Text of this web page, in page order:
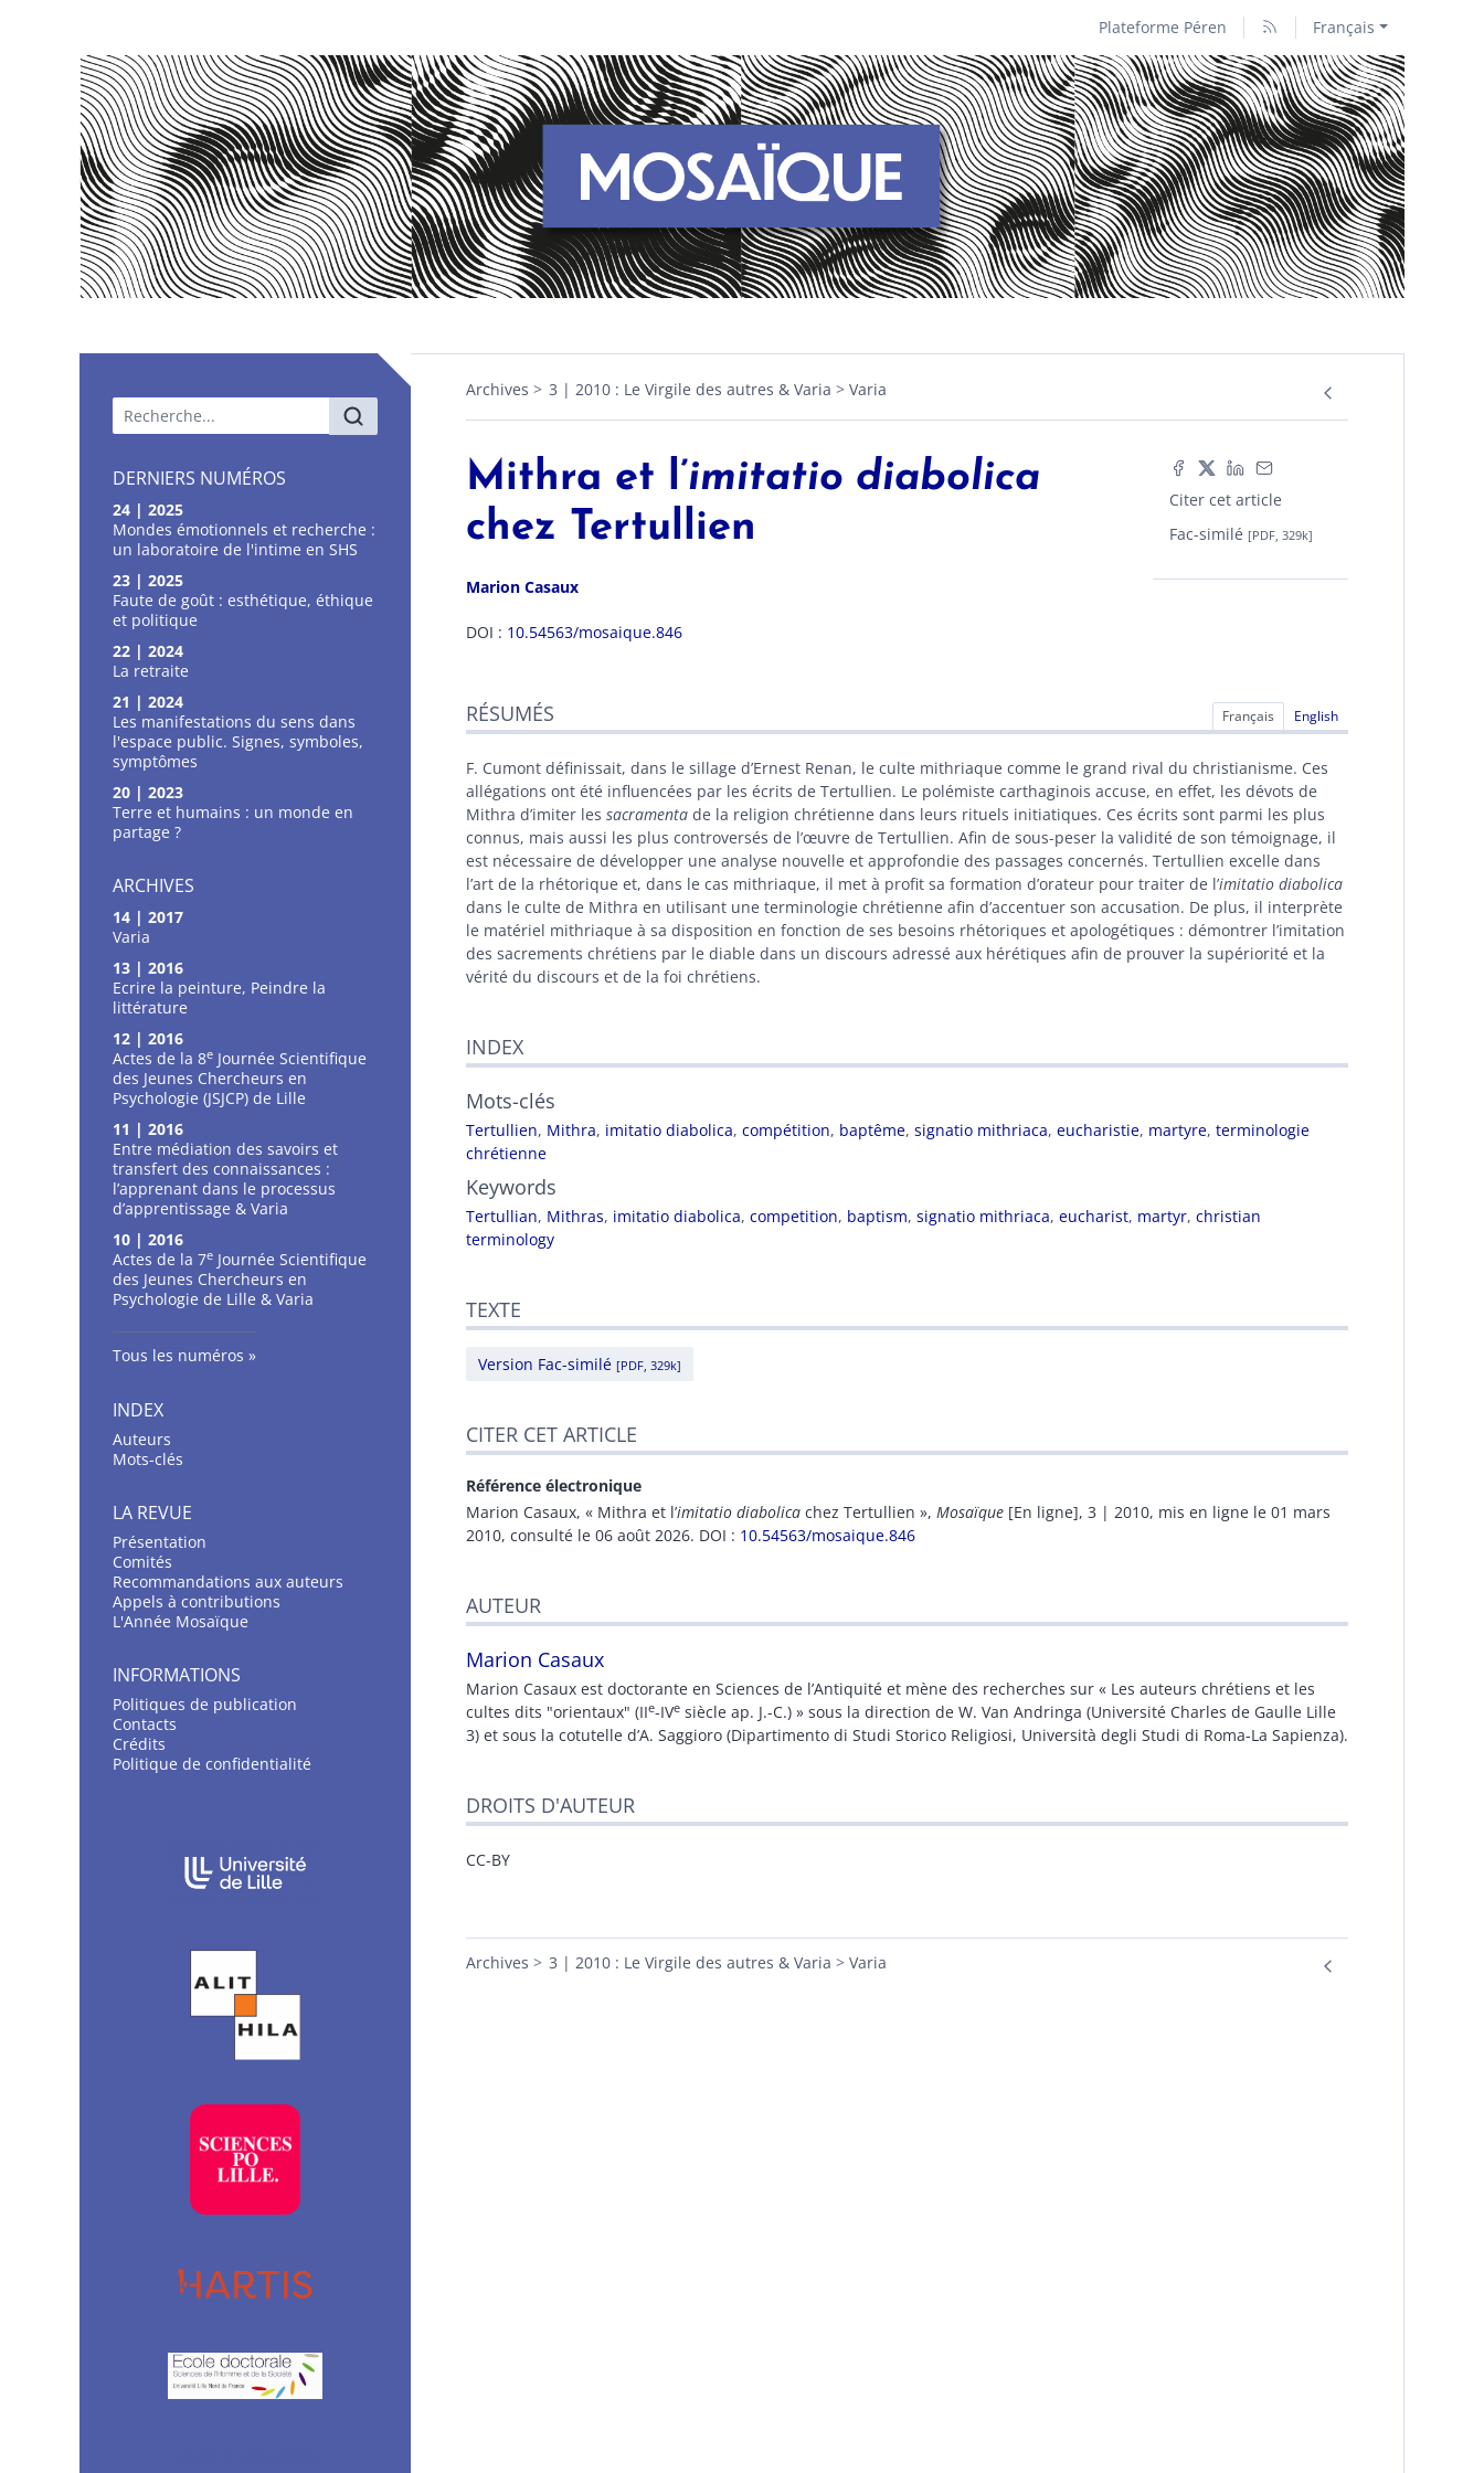
Plateforme Péren Français
Menu principal
DERNIERS NUMÉROS
24 | 2025
Mondes émotionnels et recherche :
un laboratoire de l'intime en SHS
23 | 2025
Faute de goût : esthétique, éthique
et politique
22 | 2024
La retraite
21 | 2024
Les manifestations du sens dans
l'espace public. Signes, symboles,
symptômes
20 | 2023
Terre et humains : un monde en
partage ?
ARCHIVES
14 | 2017
Varia
13 | 2016
Ecrire la peinture, Peindre la
littérature
12 | 2016
Actes de la 8e Journée Scientifique
des Jeunes Chercheurs en
Psychologie (JSJCP) de Lille
11 | 2016
Entre médiation des savoirs et
transfert des connaissances :
l’apprenant dans le processus
d’apprentissage & Varia
10 | 2016
Actes de la 7e Journée Scientifique
des Jeunes Chercheurs en
Psychologie de Lille & Varia
Tous les numéros
INDEX
Auteurs
Mots-clés
LA REVUE
Présentation
Comités
Recommandations aux auteurs
Appels à contributions
L'Année Mosaïque
INFORMATIONS
Politiques de publication
Contacts
Crédits
Politique de confidentialité
Archives 3 | 2010 : Le Virgile des autres & Varia Varia
Citer cet article
Fac-similé [PDF, 329k]
Mithra et l’imitatio diabolica
chez Tertullien
Marion Casaux
DOI : 10.54563/mosaique.846
Index
Texte
Citer cet article
Auteur
RÉSUMÉS Français English
F. Cumont définissait, dans le sillage d’Ernest Renan, le culte mithriaque comme le grand rival du christianisme. Ces
allégations ont été influencées par les écrits de Tertullien. Le polémiste carthaginois accuse, en effet, les dévots de
Mithra d’imiter les sacramenta de la religion chrétienne dans leurs rituels initiatiques. Ces écrits sont parmi les plus
connus, mais aussi les plus controversés de l’œuvre de Tertullien. Afin de sous-peser la validité de son témoignage, il
est nécessaire de développer une analyse nouvelle et approfondie des passages concernés. Tertullien excelle dans
l’art de la rhétorique et, dans le cas mithriaque, il met à profit sa formation d’orateur pour traiter de l’imitatio diabolica
dans le culte de Mithra en utilisant une terminologie chrétienne afin d’accentuer son accusation. De plus, il interprète
le matériel mithriaque à sa disposition en fonction de ses besoins rhétoriques et apologétiques : démontrer l’imitation
des sacrements chrétiens par le diable dans un discours adressé aux hérétiques afin de prouver la supériorité et la
vérité du discours et de la foi chrétiens.
INDEX
Mots-clés
Tertullien, Mithra, imitatio diabolica, compétition, baptême, signatio mithriaca, eucharistie, martyre, terminologie
chrétienne
Keywords
Tertullian, Mithras, imitatio diabolica, competition, baptism, signatio mithriaca, eucharist, martyr, christian
terminology
TEXTE
Version Fac-similé [PDF, 329k]
CITER CET ARTICLE
Référence électronique
Marion Casaux, « Mithra et l’imitatio diabolica chez Tertullien », Mosaïque [En ligne], 3 | 2010, mis en ligne le 01 mars
2010, consulté le 06 août 2026. DOI : 10.54563/mosaique.846
AUTEUR
Marion Casaux
Marion Casaux est doctorante en Sciences de l’Antiquité et mène des recherches sur « Les auteurs chrétiens et les
cultes dits "orientaux" (IIe-IVe siècle ap. J.-C.) » sous la direction de W. Van Andringa (Université Charles de Gaulle Lille
3) et sous la cotutelle d’A. Saggioro (Dipartimento di Studi Storico Religiosi, Università degli Studi di Roma-La Sapienza).
DROITS D'AUTEUR
CC-BY
Archives 3 | 2010 : Le Virgile des autres & Varia Varia